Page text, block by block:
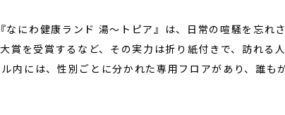
なにわ健康ランド 湯〜トピア』は、日常の喧騒を忘れ
賞を受賞するなど、その実力は折り紙付きで、訪れる
内には、性別ごとに分かれた専用フロアがあり、誰も